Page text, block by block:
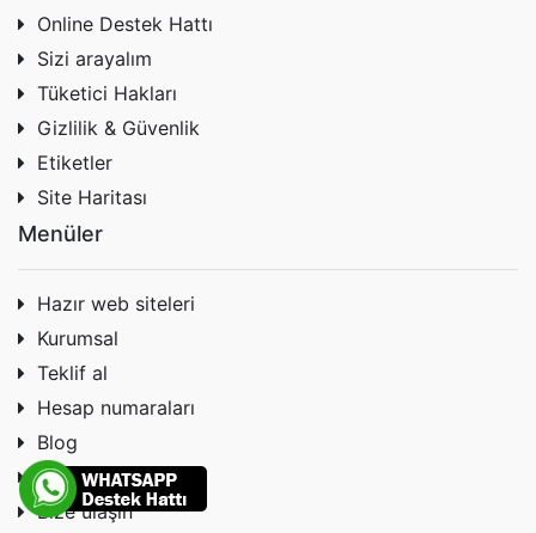
Online Destek Hattı
Sizi arayalım
Tüketici Hakları
Gizlilik & Güvenlik
Etiketler
Site Haritası
Menüler
Hazır web siteleri
Kurumsal
Teklif al
Hesap numaraları
Blog
Forum
Bize ulaşın